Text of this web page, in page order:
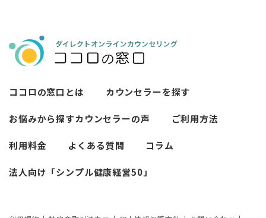
ココロの窓口とは カウンセラーを探す
お悩みから探すカウンセラーの声 ご利用方法
利用料金 よくある質問 コラム
法人向け「シンプル健康経営50」